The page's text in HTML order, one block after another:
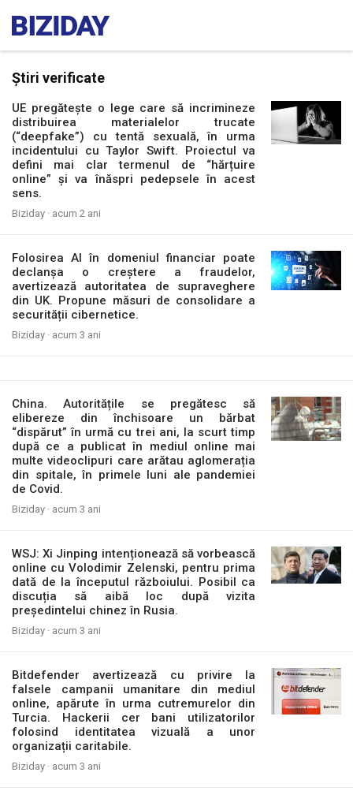
Știri verificate
UE pregătește o lege care să incrimineze
distribuirea materialelor trucate
(“deepfake”) cu tentă sexuală, în urma
incidentului cu Taylor Swift. Proiectul va
defini mai clar termenul de “hărțuire
online” și va înăspri pedepsele în acest
sens.
Biziday · acum 2 ani
Folosirea AI în domeniul financiar poate
declanșa o creștere a fraudelor,
avertizează autoritatea de supraveghere
din UK. Propune măsuri de consolidare a
securității cibernetice.
Biziday · acum 3 ani
China. Autoritățile se pregătesc să
elibereze din închisoare un bărbat
“dispărut” în urmă cu trei ani, la scurt timp
după ce a publicat în mediul online mai
multe videoclipuri care arătau aglomerația
din spitale, în primele luni ale pandemiei
de Covid.
Biziday · acum 3 ani
WSJ: Xi Jinping intenționează să vorbească
online cu Volodimir Zelenski, pentru prima
dată de la începutul războiului. Posibil ca
discuția să aibă loc după vizita
președintelui chinez în Rusia.
Biziday · acum 3 ani
Bitdefender avertizează cu privire la
falsele campanii umanitare din mediul
online, apărute în urma cutremurelor din
Turcia. Hackerii cer bani utilizatorilor
folosind identitatea vizuală a unor
organizații caritabile.
Biziday · acum 3 ani